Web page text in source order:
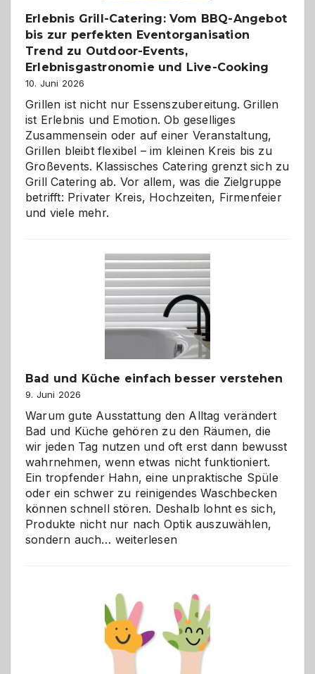
Erlebnis Grill-Catering: Vom BBQ-Angebot
bis zur perfekten Eventorganisation
Trend zu Outdoor-Events,
Erlebnisgastronomie und Live-Cooking
10. Juni 2026
Grillen ist nicht nur Essenszubereitung. Grillen
ist Erlebnis und Emotion. Ob geselliges
Zusammensein oder auf einer Veranstaltung,
Grillen bleibt flexibel – im kleinen Kreis bis zu
Großevents. Klassisches Catering grenzt sich zu
Grill Catering ab. Vor allem, was die Zielgruppe
betrifft: Privater Kreis, Hochzeiten, Firmenfeier
und viele mehr.
Bad und Küche einfach besser verstehen
9. Juni 2026
Warum gute Ausstattung den Alltag verändert
Bad und Küche gehören zu den Räumen, die
wir jeden Tag nutzen und oft erst dann bewusst
wahrnehmen, wenn etwas nicht funktioniert.
Ein tropfender Hahn, eine unpraktische Spüle
oder ein schwer zu reinigendes Waschbecken
können schnell stören. Deshalb lohnt es sich,
Produkte nicht nur nach Optik auszuwählen,
sondern auch… Bad
besser
verstehen
weiterlesen